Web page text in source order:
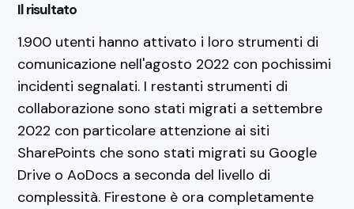
Il risultato
1.900 utenti hanno attivato i loro strumenti di
comunicazione nell'agosto 2022 con pochissimi
incidenti segnalati. I restanti strumenti di
collaborazione sono stati migrati a settembre
2022 con particolare attenzione ai siti
SharePoints che sono stati migrati su Google
Drive o AoDocs a seconda del livello di
complessità. Firestone è ora completamente